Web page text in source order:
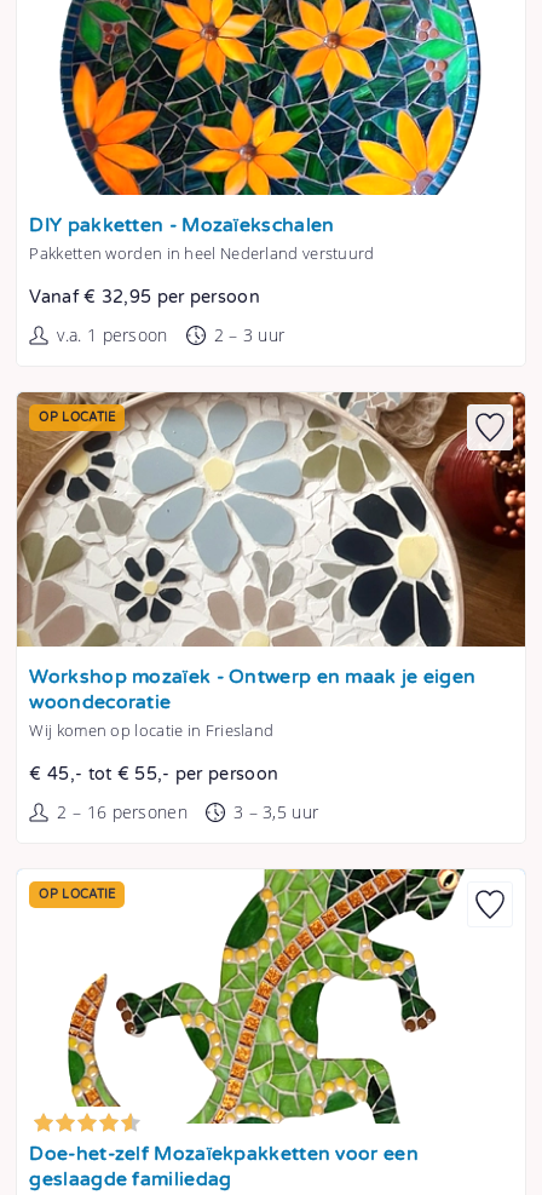
Tonen
DIY pakketten - Mozaïekschalen
Pakketten worden in heel Nederland verstuurd
Vanaf € 32,95 per persoon
v.a. 1 persoon 2 – 3 uur
Tonen
OP LOCATIE
Workshop mozaïek - Ontwerp en maak je eigen
woondecoratie
Wij komen op locatie in Friesland
€ 45,- tot € 55,- per persoon
2 – 16 personen 3 – 3,5 uur
Tonen
OP LOCATIE
Doe-het-zelf Mozaïekpakketten voor een
geslaagde familiedag